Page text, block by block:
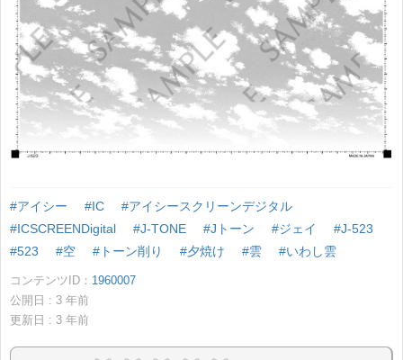
#アイシー #IC
#アイシースクリーンデジタル
#ICSCREENDigital
#J-TONE #Jトーン #ジェイ
#J-523
#523
#空 #トーン削り #夕焼け #雲 #いわし雲
コンテンツID： 1960007
公開日 : 3 年前
更新日 : 3 年前